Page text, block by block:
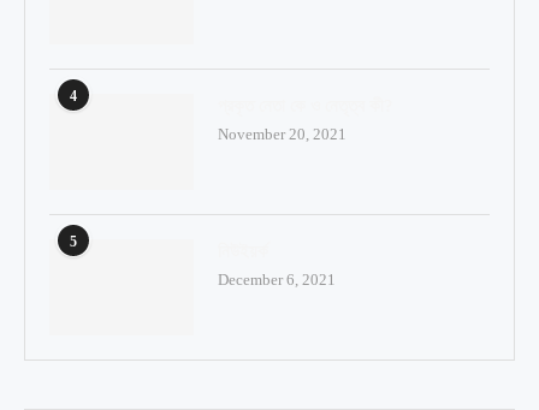
4
November 20, 2021
5
December 6, 2021